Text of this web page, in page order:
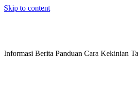
Skip to content
Informasi Berita Panduan Cara Kekinian